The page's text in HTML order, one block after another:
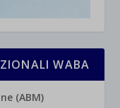
WABA
(ABM)